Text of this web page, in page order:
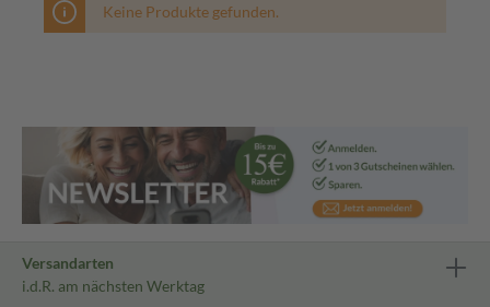
Keine Produkte gefunden.
Versandarten
i.d.R. am nächsten Werktag